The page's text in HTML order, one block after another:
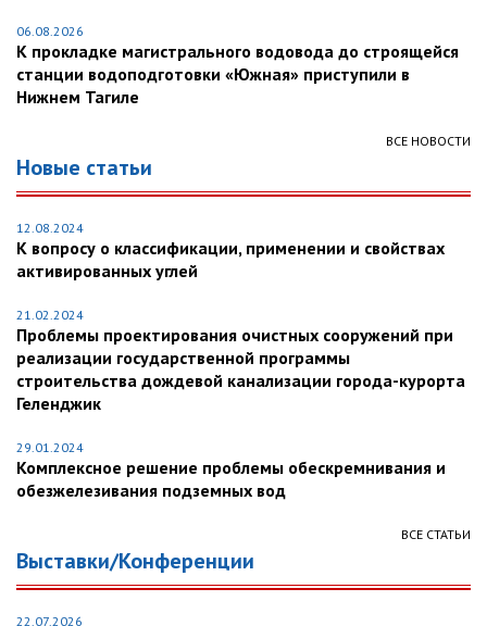
06.08.2026
К прокладке магистрального водовода до строящейся
станции водоподготовки «Южная» приступили в
Нижнем Тагиле
ВСЕ НОВОСТИ
Новые статьи
12.08.2024
К вопросу о классификации, применении и свойствах
активированных углей
21.02.2024
Проблемы проектирования очистных сооружений при
реализации государственной программы
строительства дождевой канализации города-курорта
Геленджик
29.01.2024
Комплексное решение проблемы обескремнивания и
обезжелезивания подземных вод
ВСЕ СТАТЬИ
Выставки/Конференции
22.07.2026